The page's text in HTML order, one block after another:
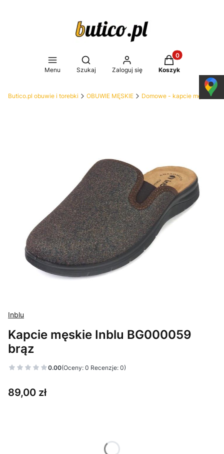
Menu
Otwórz wyszukiwarkę
Szukaj Zaloguj się
Produkty w
Koszyk
Butico.pl obuwie i torebki OBUWIE MĘSKIE Domowe - kapcie męskie
Inblu
Kapcie męskie Inblu BG000059
brąz
0.00(Oceny: 0 Recenzje: 0)
Cena
89,00 zł